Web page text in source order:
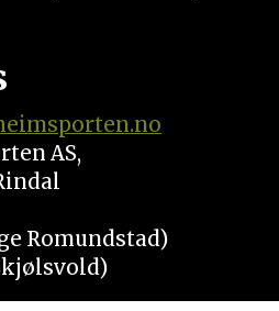
AS,
Romundstad)